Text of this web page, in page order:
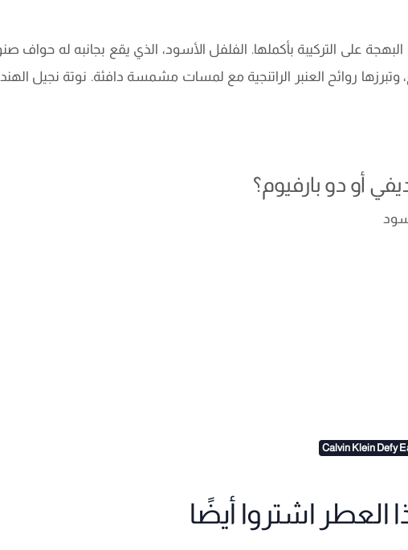
البهجة على التركيبة بأكملها. الفلفل الأسود، الذي يقع بجانبه له
وتبرزها روائح العنبر الراتنجية مع لمسات مشمسة دافئة. نوتة نجيل
أو دو بارفيوم؟
Calvin Klein Defy
العطر اشتروا أيضًا